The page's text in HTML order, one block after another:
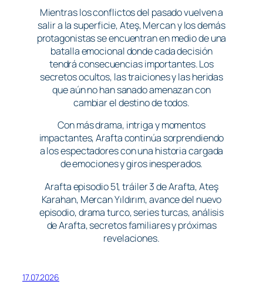
Mientras los conflictos del pasado vuelven a
salir a la superficie, Ateş, Mercan y los demás
protagonistas se encuentran en medio de una
batalla emocional donde cada decisión
tendrá consecuencias importantes. Los
secretos ocultos, las traiciones y las heridas
que aún no han sanado amenazan con
cambiar el destino de todos.
Con más drama, intriga y momentos
impactantes, Arafta continúa sorprendiendo
a los espectadores con una historia cargada
de emociones y giros inesperados.
Arafta episodio 51, tráiler 3 de Arafta, Ateş
Karahan, Mercan Yıldırım, avance del nuevo
episodio, drama turco, series turcas, análisis
de Arafta, secretos familiares y próximas
revelaciones.
17.07.2026